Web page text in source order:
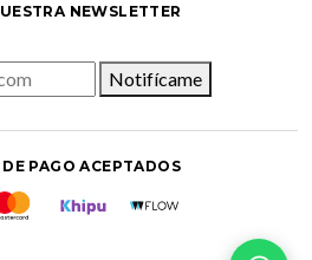
NEWSLETTER
Notifícame
PAGO ACEPTADOS